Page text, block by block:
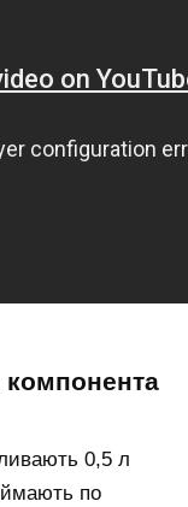
компонента
0,5 л
по